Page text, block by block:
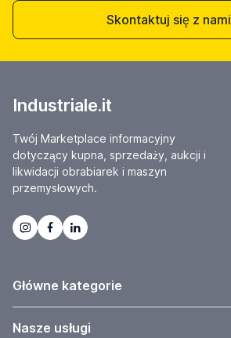
Skontaktuj się z nami
Industriale.it
Twój Marketplace informacyjny
dotyczący kupna, sprzedaży, aukcji i
likwidacji obrabiarek i maszyn
przemysłowych.
Główne kategorie
Nasze usługi